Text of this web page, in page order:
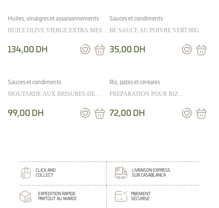
Huiles, vinaigres et assaisonnements
HUILE OLIVE VIERGE EXTRA MES
134,00 DH
Sauces et condiments
BF SAUCE AU POIVRE VERT 90G
35,00 DH
Sauces et condiments
MOUTARDE AUX BRISURES DE
99,00 DH
Riz, pâtes et céréales
PREPARATION POUR RIZ
72,00 DH
CLICK AND
COLLECT
LIVRAISON EXPRESS
SUR CASABLANCA
EXPEDITION RAPIDE
PARTOUT AU MAROC
PAIEMENT
SÉCURISÉ